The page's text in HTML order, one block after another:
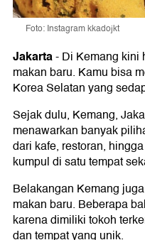
Foto: Instagram kkadojkt
Jakarta-Di Kemang kini
makan baru. Kamu bisa
Korea Selatan yang
Sejak dulu, Kemang,
menawarkan banyak
dari kafe, restoran,
kumpul di satu tempat
Belakangan Kemang
makan baru. Beberapa
karena dimiliki tokoh
dan tempat yang unik.